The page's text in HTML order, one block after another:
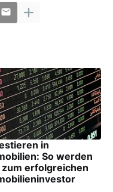
in
So werden
zum erfolgreichen